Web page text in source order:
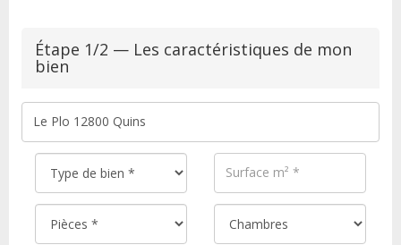
Étape 1/2 — Les caractéristiques de mon
bien